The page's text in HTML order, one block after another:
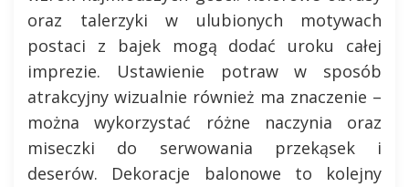
oraz talerzyki w ulubionych motywach
postaci z bajek mogą dodać uroku całej
imprezie. Ustawienie potraw w sposób
atrakcyjny wizualnie również ma znaczenie –
można wykorzystać różne naczynia oraz
miseczki do serwowania przekąsek i
deserów. Dekoracje balonowe to kolejny